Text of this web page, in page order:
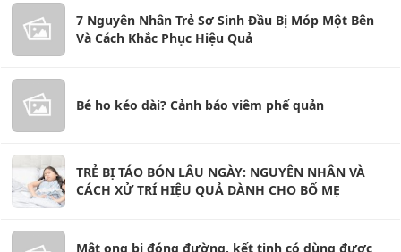
7 Nguyên Nhân Trẻ Sơ Sinh Đầu Bị Móp Một Bên
Và Cách Khắc Phục Hiệu Quả
Bé ho kéo dài? Cảnh báo viêm phế quản
TRẺ BỊ TÁO BÓN LÂU NGÀY: NGUYÊN NHÂN VÀ
CÁCH XỬ TRÍ HIỆU QUẢ DÀNH CHO BỐ MẸ
Mật ong bị đóng đường, kết tinh có dùng được